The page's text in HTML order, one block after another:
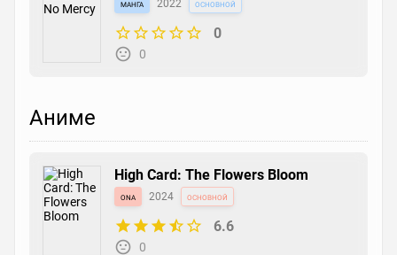
манга 2022 основной
0
0
Аниме
High Card: The Flowers Bloom
ona 2024 основной
6.6
0